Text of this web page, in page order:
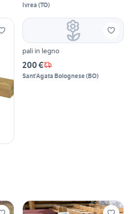
Ivrea (TO)
pali in legno
200 €
Sant'Agata Bolognese(BO)